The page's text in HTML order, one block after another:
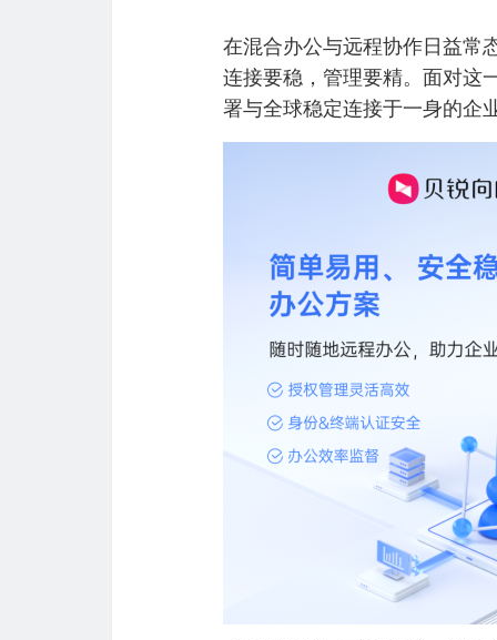
在混合办公与远程协作日益常
连接要稳，管理要精。面对这
署与全球稳定连接于一身的企